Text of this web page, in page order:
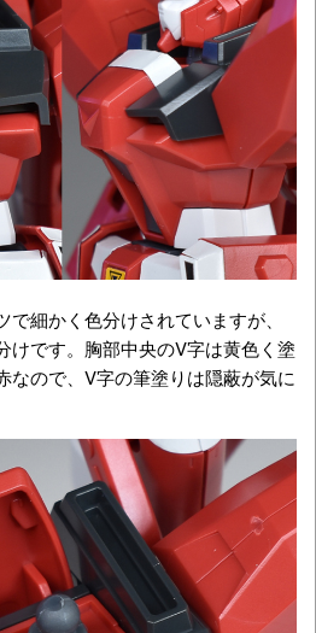
細かく色分けされていますが、
けです。胸部中央のV字は黄色く塗
なので、V字の筆塗りは隠蔽が気に